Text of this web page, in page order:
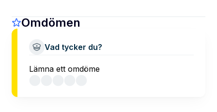
Omdömen
Vad tycker du?
Lämna ett omdöme